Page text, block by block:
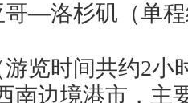
—洛杉矶（单
游览时间共约2小
南边境港市，主